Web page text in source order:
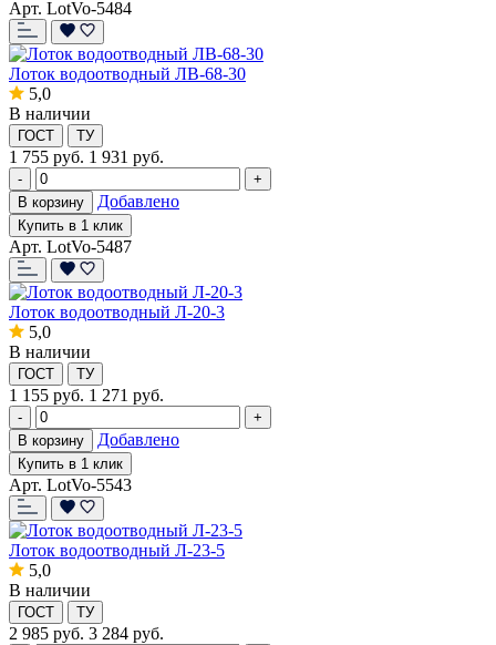
Арт. LotVo-5484
Лоток водоотводный ЛВ-68-30
5,0
В наличии
ГОСТ ТУ
1 755 руб. 1 931 руб.
-
+
В корзину
Добавлено
Купить в 1 клик
Арт. LotVo-5487
Лоток водоотводный Л-20-3
5,0
В наличии
ГОСТ ТУ
1 155 руб. 1 271 руб.
-
+
В корзину
Добавлено
Купить в 1 клик
Арт. LotVo-5543
Лоток водоотводный Л-23-5
5,0
В наличии
ГОСТ ТУ
2 985 руб. 3 284 руб.